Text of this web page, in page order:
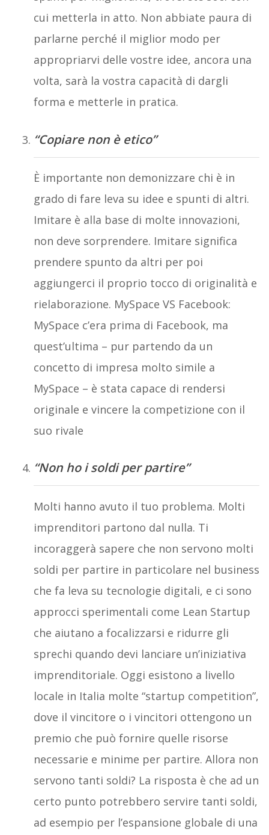
cui metterla in atto. Non abbiate paura di
parlarne perché il miglior modo per
appropriarvi delle vostre idee, ancora una
volta, sarà la vostra capacità di dargli
forma e metterle in pratica.
“Copiare non è etico”
È importante non demonizzare chi è in
grado di fare leva su idee e spunti di altri.
Imitare è alla base di molte innovazioni,
non deve sorprendere. Imitare significa
prendere spunto da altri per poi
aggiungerci il proprio tocco di originalità e
rielaborazione. MySpace VS Facebook:
MySpace c’era prima di Facebook, ma
quest’ultima – pur partendo da un
concetto di impresa molto simile a
MySpace – è stata capace di rendersi
originale e vincere la competizione con il
suo rivale
“Non ho i soldi per partire”
Molti hanno avuto il tuo problema. Molti
imprenditori partono dal nulla. Ti
incoraggerà sapere che non servono molti
soldi per partire in particolare nel business
che fa leva su tecnologie digitali, e ci sono
approcci sperimentali come Lean Startup
che aiutano a focalizzarsi e ridurre gli
sprechi quando devi lanciare un’iniziativa
imprenditoriale. Oggi esistono a livello
locale in Italia molte “startup competition”,
dove il vincitore o i vincitori ottengono un
premio che può fornire quelle risorse
necessarie e minime per partire. Allora non
servono tanti soldi? La risposta è che ad un
certo punto potrebbero servire tanti soldi,
ad esempio per l’espansione globale di una